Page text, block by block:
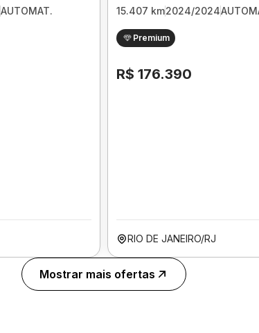
AUTOMAT. 15.407 km2024/2024
Premium
R$ 176.390
RIO DE JANEIRO/RJ
Mostrar mais ofertas